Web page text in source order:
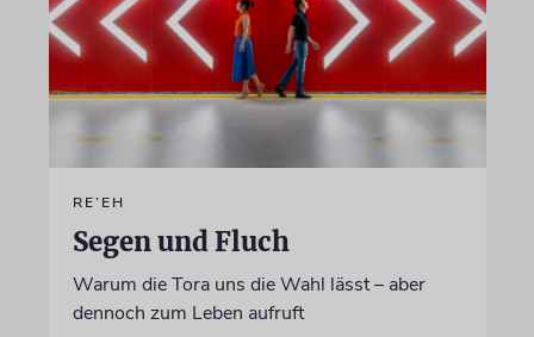
RE’EH
Segen und Fluch
Warum die Tora uns die Wahl lässt – aber
dennoch zum Leben aufruft